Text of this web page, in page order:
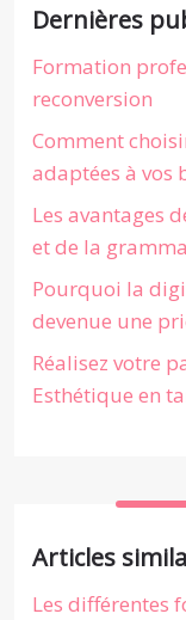
Dernières
Formation
reconversion
Comment
adaptées à vos
Les avantages
et de la
Pourquoi la
devenue une
Réalisez votre
Esthétique en
Articles
Les différentes